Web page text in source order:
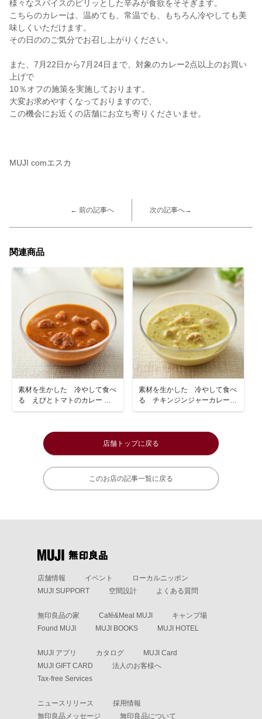
様々なスパイスのピリッとした辛みが食欲をそそぎます。
こちらのカレーは、温めても、常温でも、もちろん冷やしても美
味しくいただけます。
その日ののご気分でお召し上がりください。
また、7月22日から7月24日まで、対象のカレー2点以上のお買い
上げで
10％オフの施策を実施しております。
大変お求めやすくなっておりますので、
この機会にお近くの店舗にお立ち寄りくださいませ。
MUJI comエスカ
← 前の記事へ 次の記事へ→
関連商品
素材を生かした 冷やして食べ
る えびとトマトのカレー １
８０ｇ（１人前）
素材を生かした 冷やして食べ
る チキンジンジャーカレー
１８０ｇ（１人前）
店舗トップに戻る
このお店の記事一覧に戻る
店舗情報 イベント
ローカルニッポン
MUJI SUPPORT
空間設計 よくある質問
無印良品の家 Café&Meal MUJI
キャンプ場
Found MUJI
MUJI BOOKS MUJI HOTEL
MUJI アプリ カタログ
MUJI Card
MUJI GIFT CARD
法人のお客様へ
Tax-free Services
ニュースリリース
採用情報
無印良品メッセージ
無印良品について